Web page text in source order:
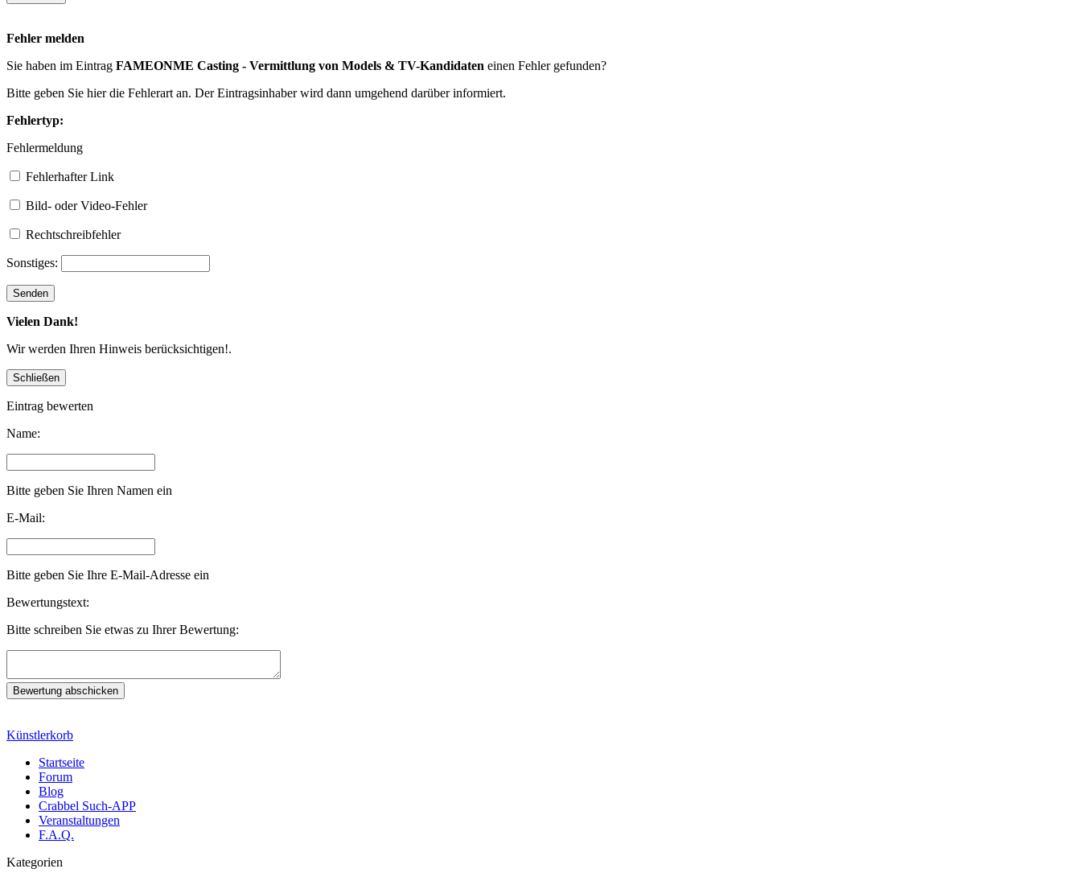
Fehler melden
Sie haben im Eintrag FAMEONME Casting - Vermittlung von Models & TV-Kandidaten einen Fehler gefunden?
Bitte geben Sie hier die Fehlerart an. Der Eintragsinhaber wird dann umgehend darüber informiert.
Fehlertyp:
Fehlermeldung
Fehlerhafter Link
Bild- oder Video-Fehler
Rechtschreibfehler
Sonstiges:
Vielen Dank!
Wir werden Ihren Hinweis berücksichtigen!.
Eintrag bewerten
Name:
Bitte geben Sie Ihren Namen ein
E-Mail:
Bitte geben Sie Ihre E-Mail-Adresse ein
Bewertungstext:
Bitte schreiben Sie etwas zu Ihrer Bewertung:
Künstlerkorb
Startseite
Forum
Blog
Crabbel Such-APP
Veranstaltungen
F.A.Q.
Kategorien